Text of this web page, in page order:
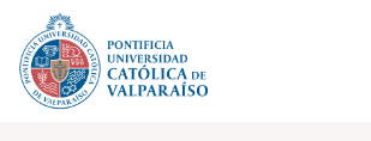
Click acá para ir directamente al contenido